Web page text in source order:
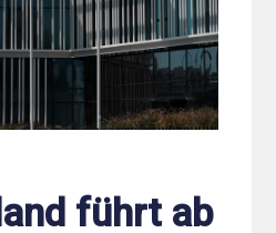
führt ab